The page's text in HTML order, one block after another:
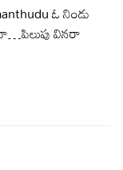
ఓ నిండు
వినరా